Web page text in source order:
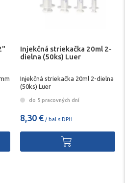
Injekčná striekačka 20ml 2-
dielna (50ks) Luer
Injekčná striekačka 20ml 2-dielna
(50ks) Luer
do 5 pracovných dní
8,30 € / bal s DPH